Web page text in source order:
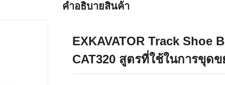
คําอธิบายสินค้า
EXKAVATOR Track Shoe
CAT320 สูตรที่ใช้ในการขุดข